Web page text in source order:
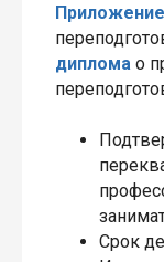
диплома о
Срок